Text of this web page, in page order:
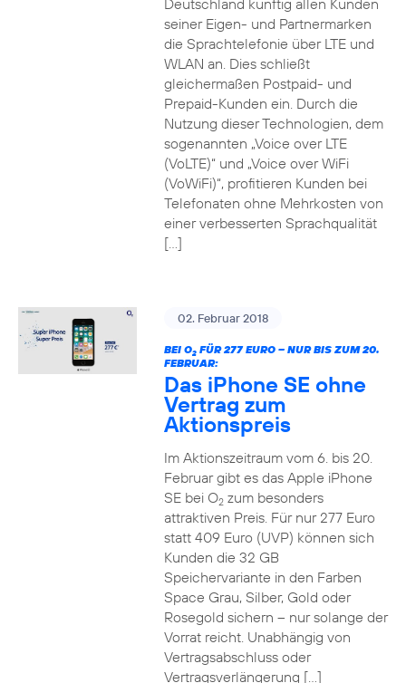
Deutschland künftig allen Kunden
seiner Eigen- und Partnermarken
die Sprachtelefonie über LTE und
WLAN an. Dies schließt
gleichermaßen Postpaid- und
Prepaid-Kunden ein. Durch die
Nutzung dieser Technologien, dem
sogenannten „Voice over LTE
(VoLTE)“ und „Voice over WiFi
(VoWiFi)“, profitieren Kunden bei
Telefonaten ohne Mehrkosten von
einer verbesserten Sprachqualität
[…]
02. Februar 2018
BEI O2FÜR 277 EURO – NUR BIS ZUM 20.
FEBRUAR:
Das iPhone SE ohne
Vertrag zum
Aktionspreis
Im Aktionszeitraum vom 6. bis 20.
Februar gibt es das Apple iPhone
SE bei O2zum besonders
attraktiven Preis. Für nur 277 Euro
statt 409 Euro (UVP) können sich
Kunden die 32 GB
Speichervariante in den Farben
Space Grau, Silber, Gold oder
Rosegold sichern – nur solange der
Vorrat reicht. Unabhängig von
Vertragsabschluss oder
Vertragsverlängerung […]